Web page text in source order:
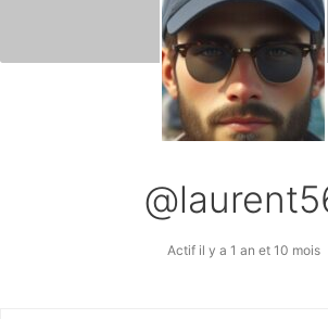
Actif il y a 1 an et 10 mois